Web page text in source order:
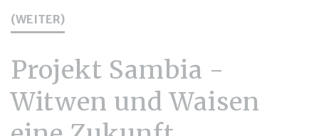
(WEITER)
Projekt Sambia -
Witwen und Waisen